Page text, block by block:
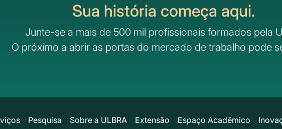
Sua história começa aqui.
Junte-se a mais de 500 mil profissionais formados pela
O próximo a abrir as portas do mercado de trabalho pode
Pesquisa Sobre a ULBRA Extensão Espaço Acadêmico